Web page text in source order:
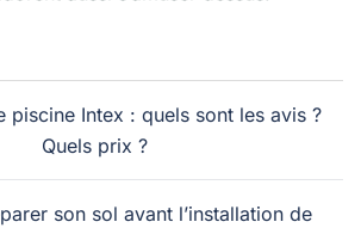
piscine Intex : quels sont les avis ?
Quels prix ?
son sol avant l’installation de